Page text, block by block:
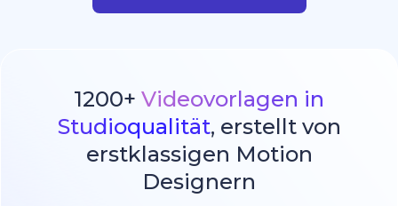
1200+ Videovorlagen in
Studioqualität, erstellt von
erstklassigen Motion
Designern